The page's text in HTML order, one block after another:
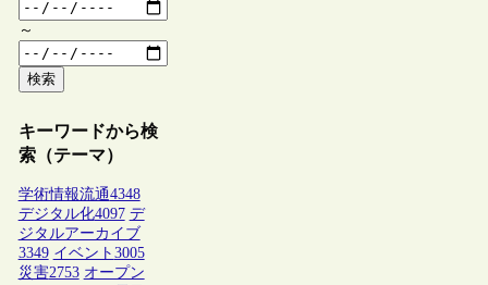
～
検索
キーワードから検
索（テーマ）
学術情報流通4348
デジタル化4097 デ
ジタルアーカイブ
3349 イベント 3005
災害2753 オープン